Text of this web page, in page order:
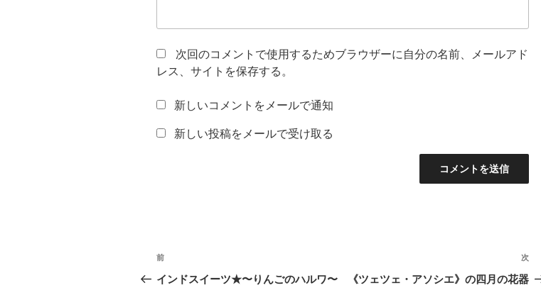
次回のコメントで使用するためブラウザーに自分の名前、メールアド
レス、サイトを保存する。
新しいコメントをメールで通知
新しい投稿をメールで受け取る
投
稿
前
の
前
インドスイーツ★〜りんごのハルワ〜
次
の
次
《ツェツェ・アソシエ》の四月の花器